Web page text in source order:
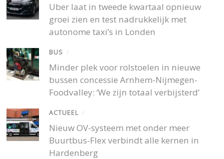
Uber laat in tweede kwartaal opnieuw
groei zien en test nadrukkelijk met
autonome taxi’s in Londen
BUS /
Minder plek voor rolstoelen in nieuwe
bussen concessie Arnhem-Nijmegen-
Foodvalley: ‘We zijn totaal verbijsterd’
ACTUEEL /
Nieuw OV-systeem met onder meer
Buurtbus-Flex verbindt alle kernen in
Hardenberg